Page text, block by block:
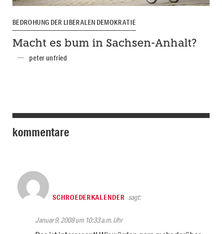
BEDROHUNG DER LIBERALEN DEMOKRATIE
Macht es bum in Sachsen-Anhalt?
peter unfried
kommentare
SCHROEDERKALENDER sagt:
Januar 9, 2008 um 10:33 a.m. Uhr